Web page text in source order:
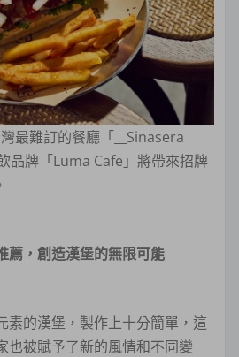
最難訂的餐廳「__Sinasera
品牌「Luma Cafe」將帶來招牌
薦，創造漢堡的無限可能
素的漢堡，製作上十分簡單，這
也被賦予了新的風情和不同變